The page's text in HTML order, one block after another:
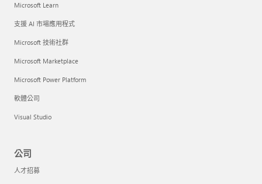
Microsoft Learn
支援 AI 市場應用程式
Microsoft 技術社群
Microsoft Marketplace
Microsoft Power Platform
軟體公司
Visual Studio
公司
人才招募